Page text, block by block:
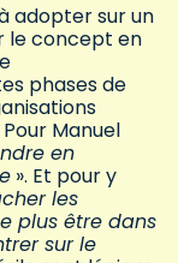
adopter sur un
le concept en
phases de
Manuel
en
». Et pour y
les
plus être dans
sur le